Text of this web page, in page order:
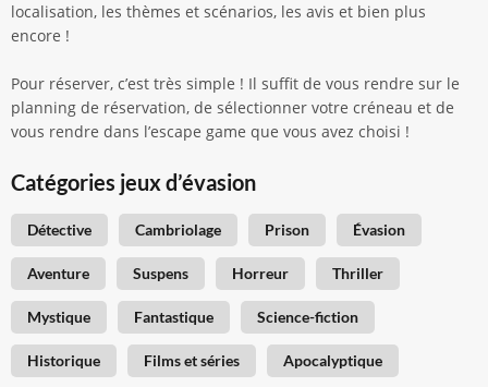
localisation, les thèmes et scénarios, les avis et bien plus
encore !
Pour réserver, c’est très simple ! Il suffit de vous rendre sur le
planning de réservation, de sélectionner votre créneau et de
vous rendre dans l’escape game que vous avez choisi !
Catégories jeux d’évasion
Détective Cambriolage Prison Évasion
Aventure Suspens Horreur Thriller
Mystique Fantastique Science-fiction
Historique Films et séries Apocalyptique